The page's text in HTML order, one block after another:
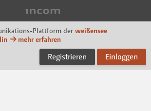
Plattform der weißensee
mehr erfahren
Registrieren Einloggen